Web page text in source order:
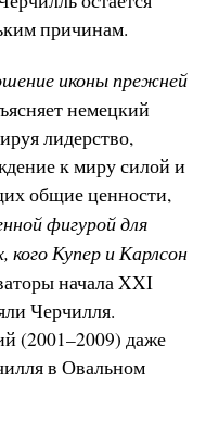
причинам.
иконы прежней
немецкий
лидерство,
к миру силой и
общие ценности,
фигурой для
кого Купер и Карлсон
начала XXI
Черчилля.
(2001–2009) даже
в Овальном